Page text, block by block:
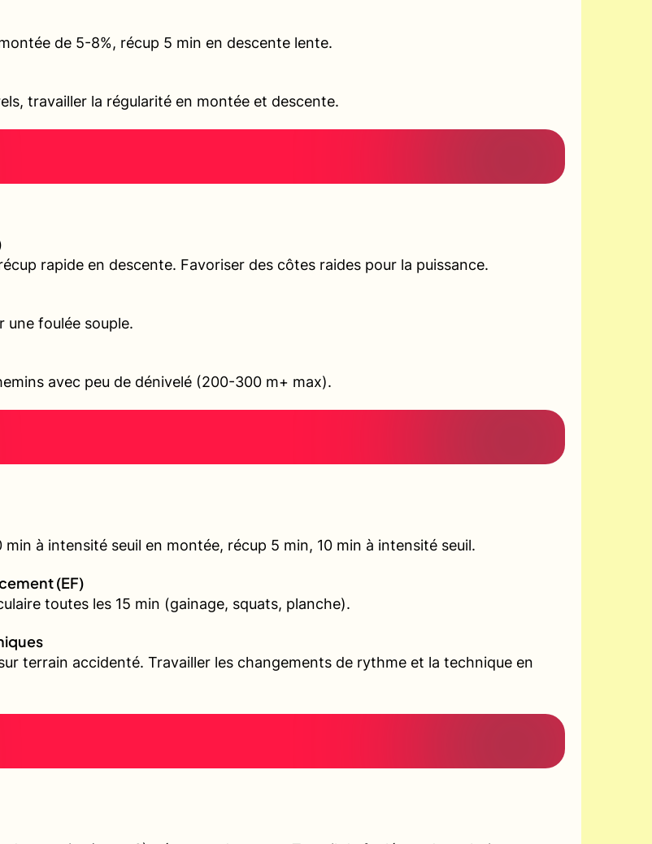
de 5-8%, récup 5 min en descente lente.
travailler la régularité en montée et descente.
rapide en descente. Favoriser des côtes raides pour la puissance.
une foulée souple.
avec peu de dénivelé (200-300 m+ max).
à intensité seuil en montée, récup 5 min, 10 min à intensité seuil.
(EF)
toutes les 15 min (gainage, squats, planche).
terrain accidenté. Travailler les changements de rythme et la technique en